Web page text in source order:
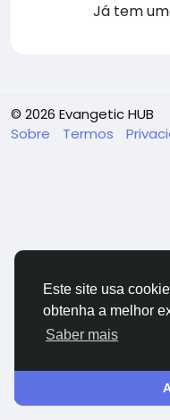
Este site usa
obtenha a melhor
Saber mais
Já tem
© 2026 Evangetic HUB
Sobre
Termos